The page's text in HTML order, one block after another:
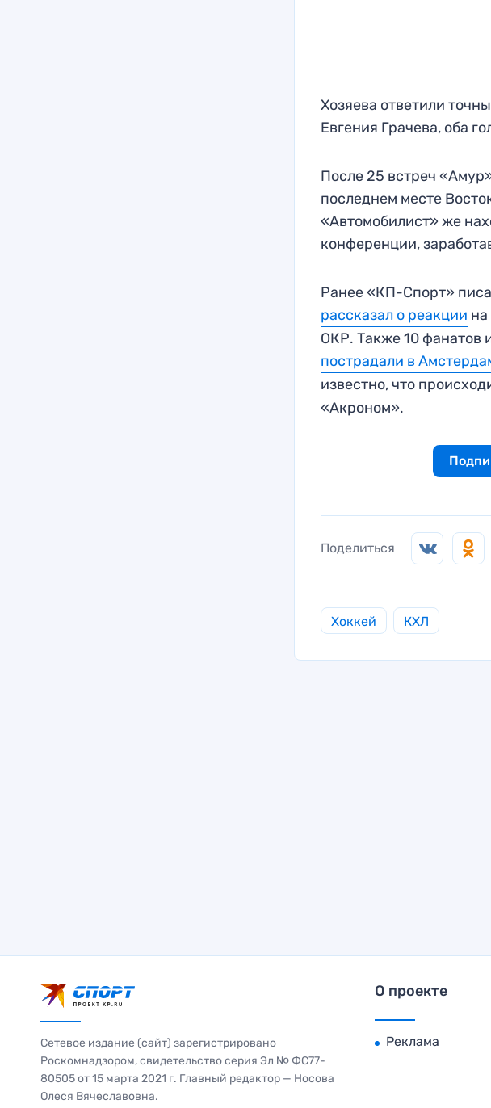
Хозяева ответили
Евгения Грачева, оба
После 25 встреч
последнем месте
«Автомобилист» же
конференции,
Ранее «КП-Спорт»
рассказал о реакции на
ОКР. Также 10 фанатов
пострадали в
известно, что
«Акроном».
Поделиться
Хоккей КХЛ
Сетевое издание (сайт) зарегистрировано
Роскомнадзором, свидетельство серия Эл № ФС77-
80505 от 15 марта 2021 г. Главный редактор — Носова
Олеся Вячеславовна.
О проекте
Реклама